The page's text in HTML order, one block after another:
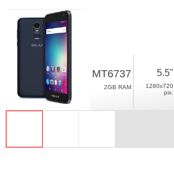
MT6737
2GB RAM
5.5"
1280x720
pix.